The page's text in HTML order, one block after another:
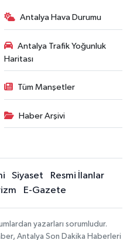
Antalya Hava Durumu
Antalya Trafik Yoğunluk
Haritası
Tüm Manşetler
Haber Arşivi
Siyaset
Resmi İlanlar
E-Gazete
yazarları sorumludur.
Antalya Son Dakika Haberleri